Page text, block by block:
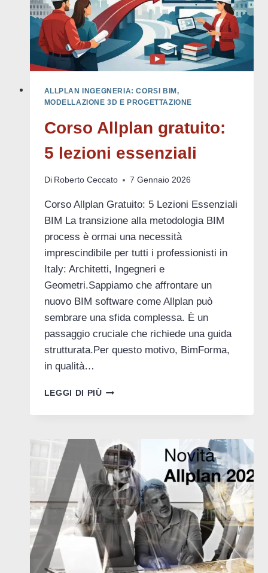
ALLPLAN INGEGNERIA: CORSI BIM,
MODELLAZIONE 3D E PROGETTAZIONE
Corso Allplan gratuito:
5 lezioni essenziali
Di Roberto Ceccato 7 Gennaio 2026
Corso Allplan Gratuito: 5 Lezioni Essenziali
BIM La transizione alla metodologia BIM
process è ormai una necessità
imprescindibile per tutti i professionisti in
Italy: Architetti, Ingegneri e
Geometri.Sappiamo che affrontare un
nuovo BIM software come Allplan può
sembrare una sfida complessa. È un
passaggio cruciale che richiede una guida
strutturata.Per questo motivo, BimForma,
in qualità…
LEGGI DI PIÙCORSO
GRATUITO:
ESSENZIALI